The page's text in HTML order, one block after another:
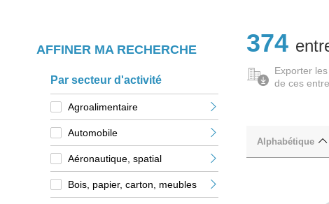
AFFINER MA RECHERCHE
Par secteur d'activité
Agroalimentaire
Automobile
Aéronautique, spatial
Bois, papier, carton, meubles
374
Exporter
de ces
Alphabétique